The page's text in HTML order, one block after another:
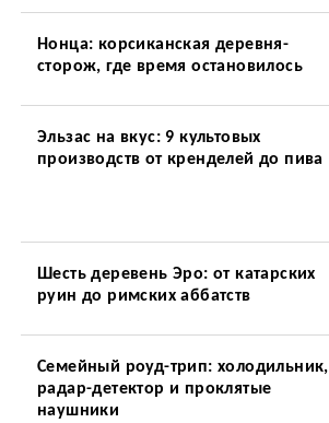
Нонца: корсиканская деревня-
сторож, где время остановилось
Эльзас на вкус: 9 культовых
производств от кренделей до пива
Шесть деревень Эро: от катарских
руин до римских аббатств
Семейный роуд-трип: холодильник,
радар-детектор и проклятые
наушники